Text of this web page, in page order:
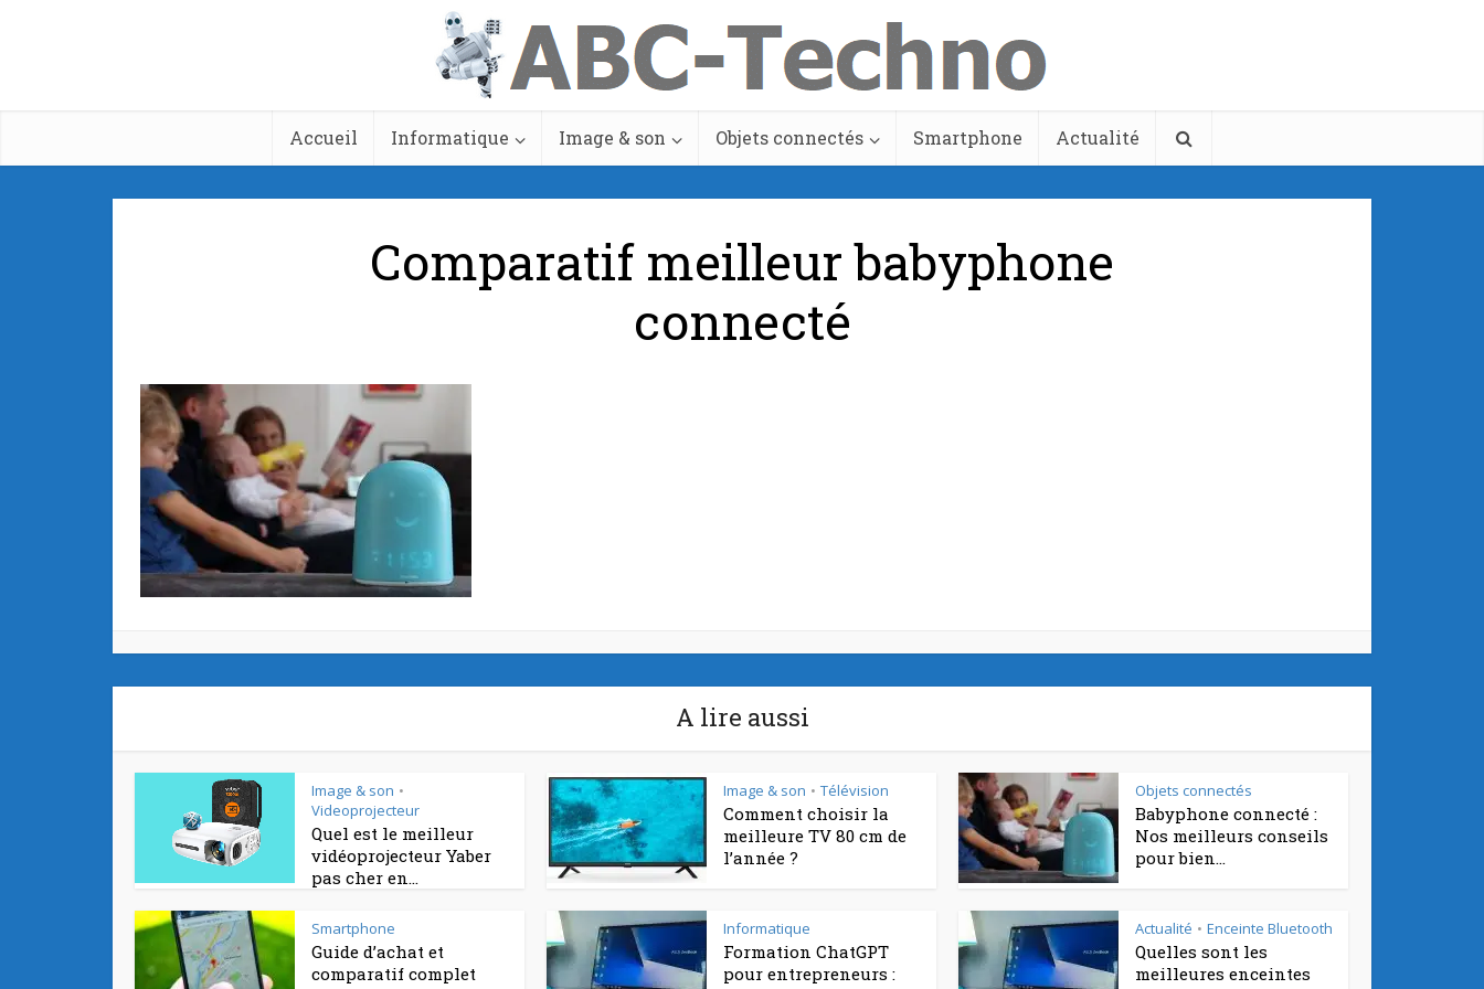
Accueil Informatique Image & son Objets connectés Smartphone Actualité
Comparatif meilleur babyphone
connecté
A lire aussi
Image & son •
Videoprojecteur
Quel est le meilleur
vidéoprojecteur Yaber
pas cher en...
Image & son • Télévision
Comment choisir la
meilleure TV 80 cm de
l’année ?
Objets connectés
Babyphone connecté :
Nos meilleurs conseils
pour bien...
Smartphone
Guide d’achat et
comparatif complet
Informatique
Formation ChatGPT
pour entrepreneurs :
Actualité • Enceinte Bluetooth
Quelles sont les
meilleures enceintes